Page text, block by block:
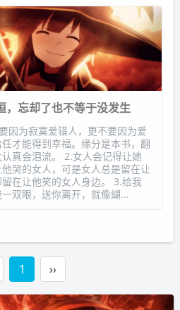
，忘却了也不等于没发生
因为寂寞爱错人，更不要因为爱
才能得到幸福。缘分是本书，翻
真会泪流。 2.女人会记得让她
哭的女人，可是女人总是留在让
在让他笑的女人身边。 3.给我
双眼，送你离开，就像蝴...
1 ››